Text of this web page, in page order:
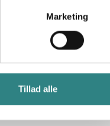
Marketing
Tillad alle
som følge af
en
fyringerne. For
den ekstraordinære